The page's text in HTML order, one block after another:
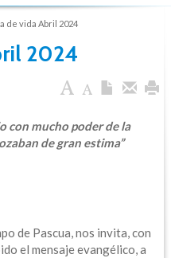
de vida Abril 2024
2024
con mucho poder de la
de gran estima”
de Pascua, nos invita, con
el mensaje evangélico, a